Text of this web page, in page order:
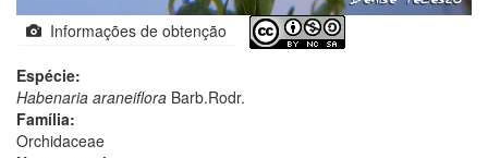
Informações de obtenção
Espécie:
Habenaria araneiflora Barb.Rodr.
Família:
Orchidaceae